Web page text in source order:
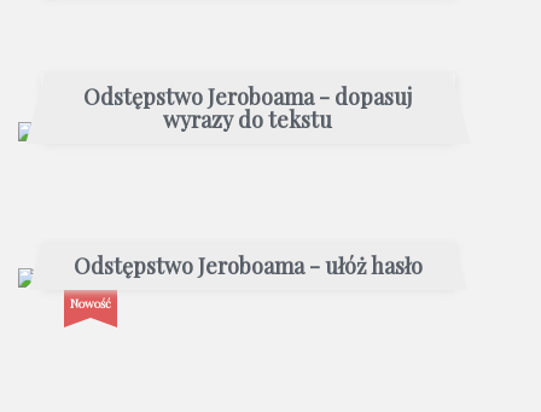
Odstępstwo Jeroboama - dopasuj
wyrazy do tekstu
Odstępstwo Jeroboama - ułóż hasło
Nowość